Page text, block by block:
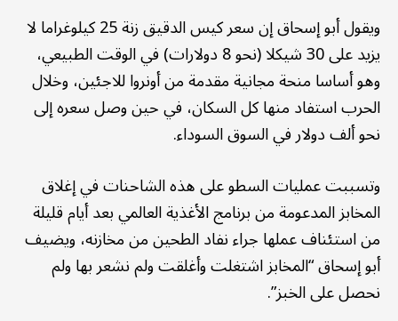
ويقول أبو إسحاق إن سعر كيس الدقيق زنة 25 كيلوغراما لا
يزيد على 30 شيكلا (نحو 8 دولارات) في الوقت الطبيعي،
وهو أساسا منحة مجانية مقدمة من أونروا للاجئين، وخلال
الحرب استفاد منها كل السكان، في حين وصل سعره إلى
نحو ألف دولار في السوق السوداء.
وتسببت عمليات السطو على هذه الشاحنات في إغلاق
المخابز المدعومة من برنامج الأغذية العالمي بعد أيام قليلة
من استئناف عملها جراء نفاد الطحين من مخازنه، ويضيف
أبو إسحاق “المخابز اشتغلت وأغلقت ولم نشعر بها ولم
نحصل على الخبز”.